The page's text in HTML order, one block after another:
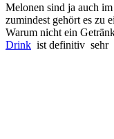
Melonen sind ja auch
zumindest gehört es zu
Warum nicht ein
Drink ist definitiv sehr